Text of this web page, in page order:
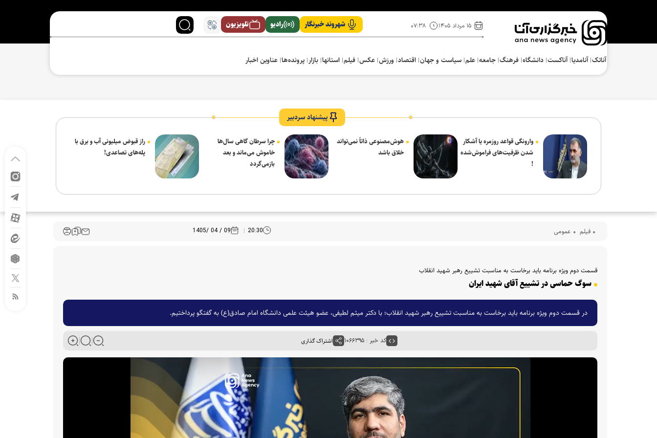
۱۵ مرداد ۱۴۰۵ ۰۷:۳۸ شهروند خبرنگار رادیو تلویزیون
آناتک آنامدیا آناکست دانشگاه فرهنگ‌ جامعه علم سیاست و جهان اقتصاد ورزش عکس فیلم استانها بازار پرونده‌ها عناوین اخبار
پیشنهاد سردبیر
وارونگی قواعد روزمره یا آشکار
شدن ظرفیت‌های فراموش‌شده
!
هوش‌مصنوعی ذاتاً نمی‌تواند
خلاق باشد
چرا سرطان گاهی سال‌ها
خاموش می‌ماند و بعد
بازمی‌گردد
راز قبوض میلیونی آب و برق با
پله‌های تصاعدی!
فیلم عمومی 20:30
09 / 04 /1405
قسمت دوم ویژه برنامه باید برخاست به مناسبت تشییع رهبر شهید انقلاب
سوگ حماسی در تشییع آقای شهید ایران
در قسمت دوم ویژه برنامه باید برخاست به مناسبت تشییع رهبر شهید انقلاب؛ با دکتر میثم لطیفی، عضو هیئت علمی دانشگاه امام صادق(ع) به گفتگو پرداختیم.
کد خبر : ۱۰۶۶۳۹۵ اشتراک گذاری